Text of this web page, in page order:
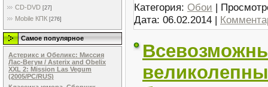
CD-DVD [27]
Mobile КПК [276]
Самое популярное
Астерикс и Обеликс: Миссия
Лас-Вегум / Asterix and Obelix
XXL 2: Mission Las Vegum
(2005/PC/RUS)
Категория: Обои |
Дата: 06.02.2014 |